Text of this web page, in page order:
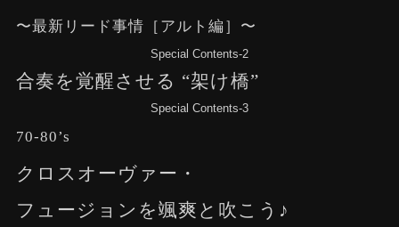
〜最新リード事情［アルト編］〜
Special Contents-2
合奏を覚醒させる “架け橋”
Special Contents-3
70-80’s
クロスオーヴァー・
フュージョンを颯爽と吹こう♪